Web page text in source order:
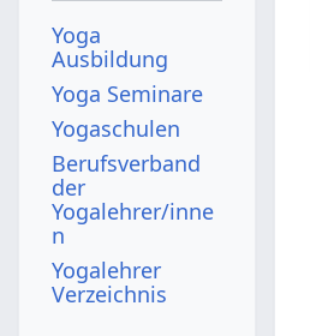
Yoga
Ausbildung
Yoga Seminare
Yogaschulen
Berufsverband
der
Yogalehrer/inne
n
Yogalehrer
Verzeichnis